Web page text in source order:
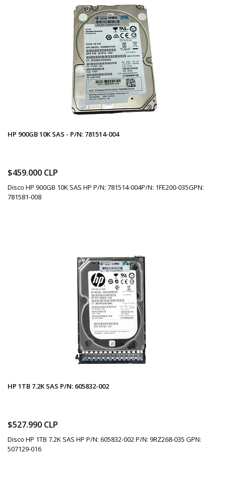
HP 900GB 10K SAS - P/N: 781514-004
$459.000 CLP
Disco HP 900GB 10K SAS HP P/N: 781514-004P/N: 1FE200-035GPN:
781581-008
HP 1TB 7.2K SAS P/N: 605832-002
$527.990 CLP
Disco HP 1TB 7.2K SAS HP P/N: 605832-002 P/N: 9RZ268-035 GPN:
507129-016